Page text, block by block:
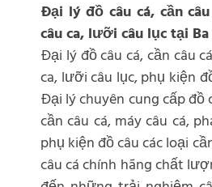
Đại lý đồ câu cá, cần
câu ca, lưỡi câu lục tại
Đại lý đồ câu cá, cần câu
ca, lưỡi câu lục, phụ kiện
Đại lý chuyên cung cấp đồ
cần câu cá, máy câu cá,
phụ kiện đồ câu các loại
câu cá chính hãng chất